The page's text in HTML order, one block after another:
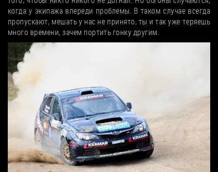
когда у экипажа впереди проблемы. В таком случае всегда
пропускают, мешать у нас не принято, ты и так уже теряешь
много времени, зачем портить гонку другим.